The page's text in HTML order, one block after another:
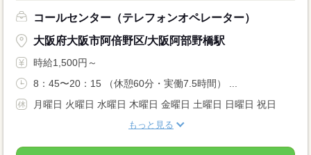
コールセンター（テレフォンオペレーター）
大阪府大阪市阿倍野区/大阪阿部野橋駅
時給1,500円～
8：45〜20：15 （休憩60分・実働7.5時間） ...
月曜日 火曜日 水曜日 木曜日 金曜日 土曜日 日曜日 祝日
もっと見る